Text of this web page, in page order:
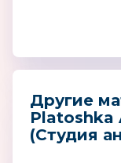
Другие
Platoshka
(Студия